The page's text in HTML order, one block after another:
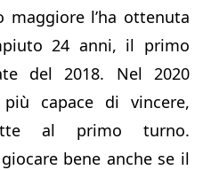
l’ha ottenuta
24 anni, il primo
del 2018. Nel 2020
capace di vincere,
al primo turno.
bene anche se il